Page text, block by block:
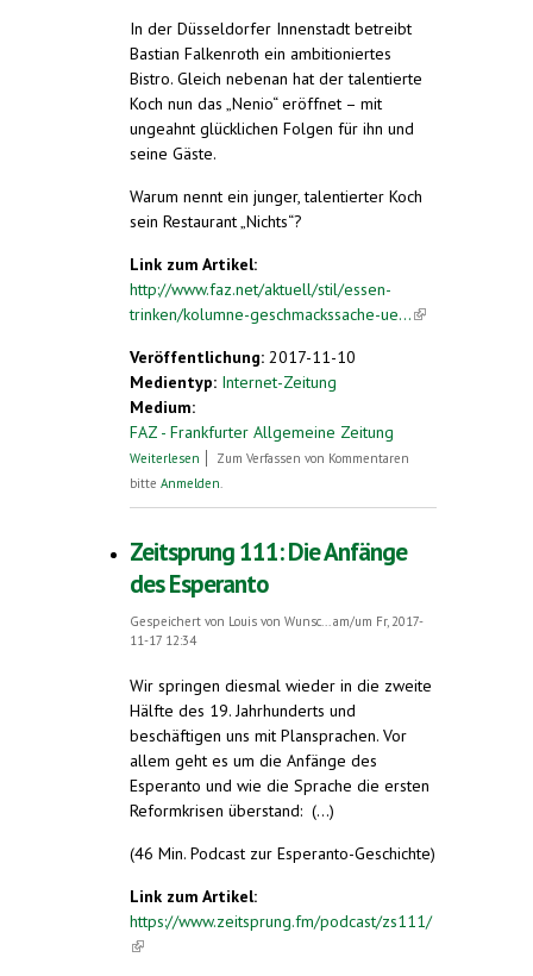
In der Düsseldorfer Innenstadt betreibt
Bastian Falkenroth ein ambitioniertes
Bistro. Gleich nebenan hat der talentierte
Koch nun das „Nenio“ eröffnet – mit
ungeahnt glücklichen Folgen für ihn und
seine Gäste.
Warum nennt ein junger, talentierter Koch
sein Restaurant „Nichts“?
Link zum Artikel:
http://www.faz.net/aktuell/stil/essen-
trinken/kolumne-geschmackssache-ue...(link is
Veröffentlichung: 2017-11-10
Medientyp: Internet-Zeitung
Medium:
FAZ - Frankfurter Allgemeine Zeitung
Weiterlesen über Keine Karte, keine Kellner, keine
Zum Verfassen von Kommentaren
bitte Anmelden.
Zeitsprung 111: Die Anfänge
des Esperanto
Gespeichert von Louis von Wunsc...am/um Fr, 2017-
11-17 12:34
Wir springen diesmal wieder in die zweite
Hälfte des 19. Jahrhunderts und
beschäftigen uns mit Plansprachen. Vor
allem geht es um die Anfänge des
Esperanto und wie die Sprache die ersten
Reformkrisen überstand: (...)
(46 Min. Podcast zur Esperanto-Geschichte)
Link zum Artikel:
https://www.zeitsprung.fm/podcast/zs111/
(link is external)